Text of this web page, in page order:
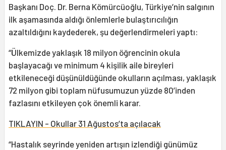
Başkanı Doç. Dr. Berna Kömürcüoğlu, Türkiye’nin salgının
ilk aşamasında aldığı önlemlerle bulaştırıcılığın
azaltıldığını kaydederek, şu değerlendirmeleri yaptı:
“Ülkemizde yaklaşık 18 milyon öğrencinin okula
başlayacağı ve minimum 4 kişilik aile bireyleri
etkileneceği düşünüldüğünde okulların açılması, yaklaşık
72 milyon gibi toplam nüfusumuzun yüzde 80’inden
fazlasını etkileyen çok önemli karar.
TIKLAYIN - Okullar 31 Ağustos’ta açılacak
“Hastalık seyrinde yeniden artışın izlendiği günümüz